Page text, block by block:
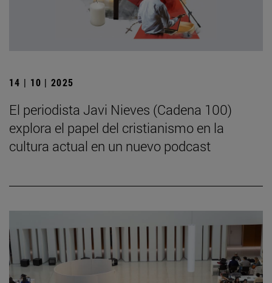
14 | 10 | 2025
El periodista Javi Nieves (Cadena 100)
explora el papel del cristianismo en la
cultura actual en un nuevo podcast